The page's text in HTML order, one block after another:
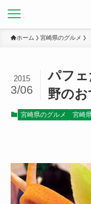
ホーム 宮崎県のグルメ
パフ
野の
2015
3/06
宮崎県のグルメ 宮崎